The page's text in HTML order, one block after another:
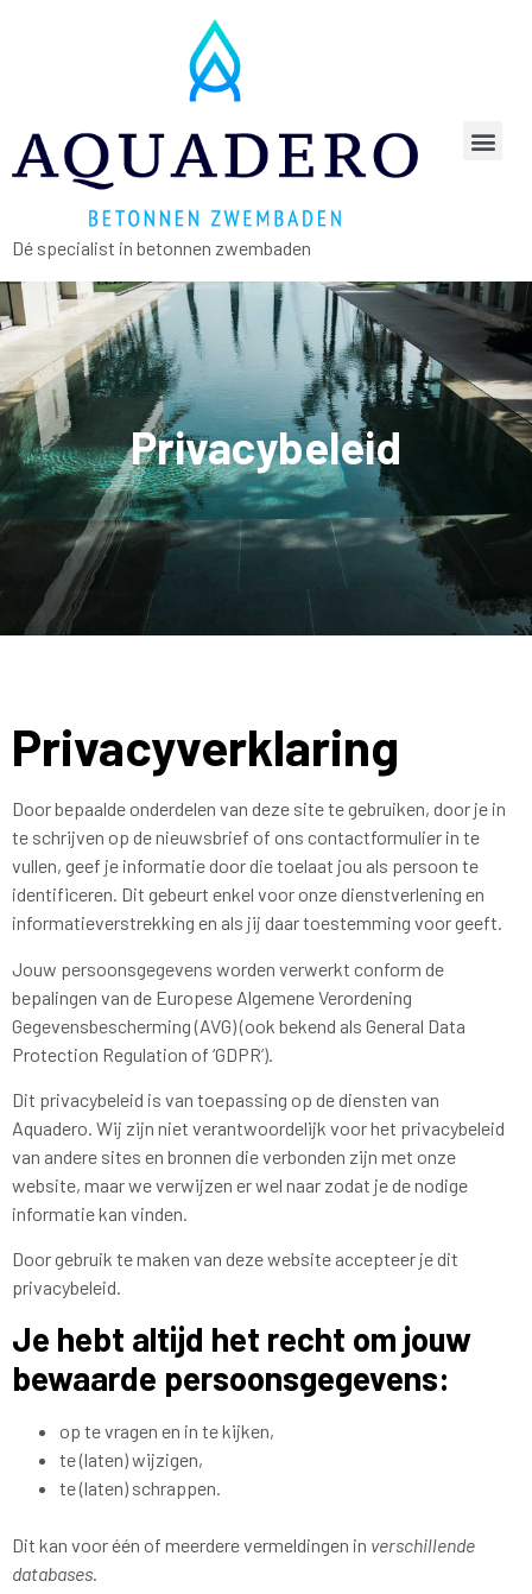
Dé specialist in betonnen zwembaden
Privacybeleid
Privacyverklaring
Door bepaalde onderdelen van deze site te gebruiken, door je in
te schrijven op de nieuwsbrief of ons contactformulier in te
vullen, geef je informatie door die toelaat jou als persoon te
identificeren. Dit gebeurt enkel voor onze dienstverlening en
informatieverstrekking en als jij daar toestemming voor geeft.
Jouw persoonsgegevens worden verwerkt conform de
bepalingen van de Europese Algemene Verordening
Gegevensbescherming (AVG) (ook bekend als General Data
Protection Regulation of ‘GDPR’).
Dit privacybeleid is van toepassing op de diensten van
Aquadero. Wij zijn niet verantwoordelijk voor het privacybeleid
van andere sites en bronnen die verbonden zijn met onze
website, maar we verwijzen er wel naar zodat je de nodige
informatie kan vinden.
Door gebruik te maken van deze website accepteer je dit
privacybeleid.
Je hebt altijd het recht om jouw
bewaarde persoonsgegevens:
op te vragen en in te kijken,
te (laten) wijzigen,
te (laten) schrappen.
Dit kan voor één of meerdere vermeldingen in verschillende
databases.